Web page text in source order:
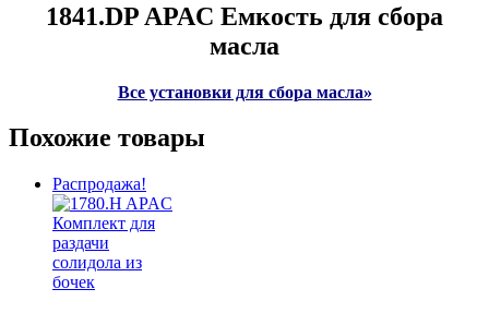
1841.DP APAC Емкость для сбора
масла
Все установки для сбора масла»
Похожие товары
Распродажа!